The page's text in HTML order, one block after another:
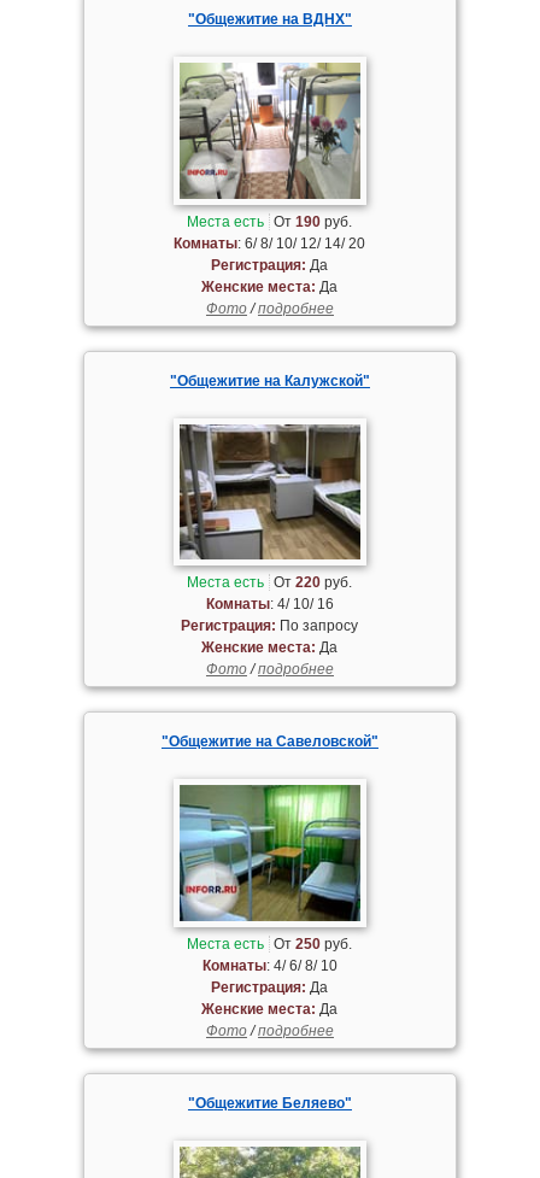
"Общежитие на ВДНХ"
Места есть От190 руб.
Комнаты: 6/ 8/ 10/ 12/ 14/ 20
Регистрация: Да
Женские места: Да
Фото/подробнее
"Общежитие на Калужской"
Места есть От220 руб.
Комнаты: 4/ 10/ 16
Регистрация: По запросу
Женские места: Да
Фото/подробнее
"Общежитие на Савеловской"
Места есть От250 руб.
Комнаты: 4/ 6/ 8/ 10
Регистрация: Да
Женские места: Да
Фото/подробнее
"Общежитие Беляево"